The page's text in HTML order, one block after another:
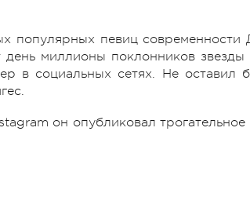
популярных певиц
день миллионы поклонников
в социальных сетях. Не оставил
он опубликовал